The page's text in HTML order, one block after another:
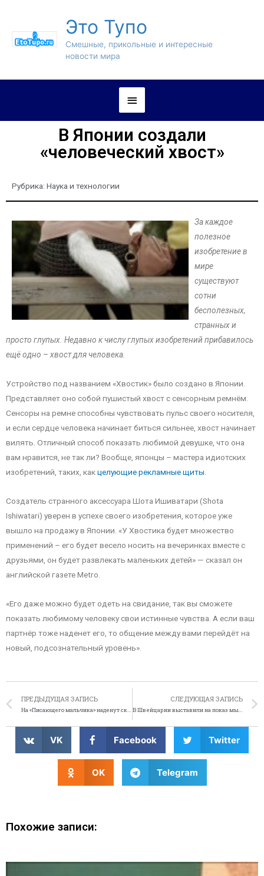
Это Тупо
Смешные, прикольные и интересные
новости мира
В Японии создали
«человеческий хвост»
Рубрика: Наука и технологии
За каждое
полезное
изобретение в
мире
существуют
сотни
бесполезных,
странных и
просто глупых. Недавно к числу глупых изобретений прибавилось
ещё одно – хвост для человека.
Устройство под названием «Хвостик» было создано в Японии.
Представляет оно собой пушистый хвост с сенсорным ремнём.
Сенсоры на ремне способны чувствовать пульс своего носителя,
и если сердце человека начинает биться сильнее, хвост начинает
вилять. Отличный способ показать любимой девушке, что она
вам нравится, не так ли? Вообще, японцы – мастера идиотских
изобретений, таких, какцелующие рекламные щиты
Создатель странного аксессуара Шота Ишиватари (Shota
Ishiwatari) уверен в успехе своего изобретения, которое уже
вышло на продажу в Японии. «У Хвостика будет множество
применений – его будет весело носить на вечеринках вместе с
друзьями, он будет развлекать маленьких детей» — сказал он
английской газете Metro.
«Его даже можно будет одеть на свидание, так вы сможете
показать любимому человеку свои истинные чувства. А если ваш
партнёр тоже наденет его, то общение между вами перейдёт на
новый, подсознательный уровень».
ПРЕДЫДУЩАЯ ЗАПИСЬ
На «Писающего мальчика» наденут скафандр
СЛЕДУЮЩАЯ ЗАПИСЬ
В Швейцарии выставили на показ мыло из жира Берлускони
VK Facebook Twitter
OK Telegram
Похожие записи: